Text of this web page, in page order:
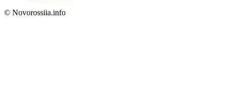
© Novorossiia.info